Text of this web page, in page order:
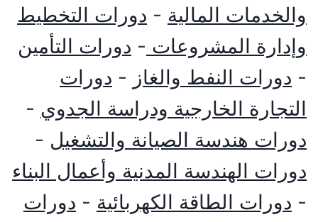
والخدمات المالية- دورات التخطيط
وإدارة المشروعات - دورات التأمين
- دورات النفط والغاز - دورات
التجارة الخارجية ودراسة الجدوي-
دورات هندسة الصيانة والتشغيل -
دورات الهندسة المدنية وأعمال البناء
- دورات الطاقة الكهربائية- دورات